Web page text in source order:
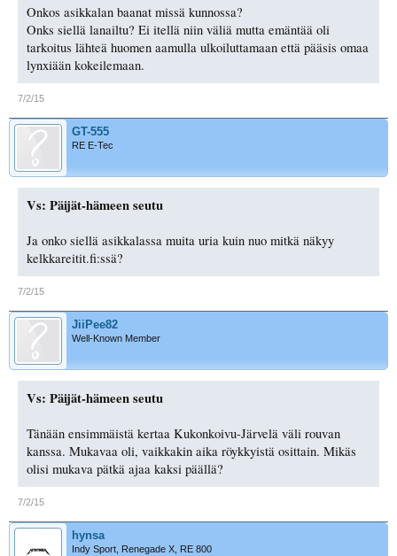
Onkos asikkalan baanat missä kunnossa?
Onks siellä lanailtu? Ei itellä niin väliä mutta emäntää oli
tarkoitus lähteä huomen aamulla ulkoiluttamaan että pääsis omaa
lynxiään kokeilemaan.
7/2/15
GT-555
RE E-Tec
Vs: Päijät-hämeen seutu
Ja onko siellä asikkalassa muita uria kuin nuo mitkä näkyy
kelkkareitit.fi:ssä?
7/2/15
JiiPee82
Well-Known Member
Vs: Päijät-hämeen seutu
Tänään ensimmäistä kertaa Kukonkoivu-Järvelä väli rouvan
kanssa. Mukavaa oli, vaikkakin aika röykkyistä osittain. Mikäs
olisi mukava pätkä ajaa kaksi päällä?
7/2/15
hynsa
Indy Sport, Renegade X, RE 800